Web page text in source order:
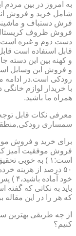
به امروز در بین
شامل خرید و فروش
فرش دستباف و
فروش ظروف
دست دوم و غیره
قابل استفاده است
و کهنه بین این
و فروش این وسایل
با خریدار لوازم
همراه ما باشید.
معرفی نکات قابل
سمساری رودکی,منطقه
برای خرید و فروش
فروش موفقیت آمیز
۵۰ درصد از هزینه
خود
باید به نکاتی که
که هر را در این مقاله
از چه طریقی بهترین
کنیم؟